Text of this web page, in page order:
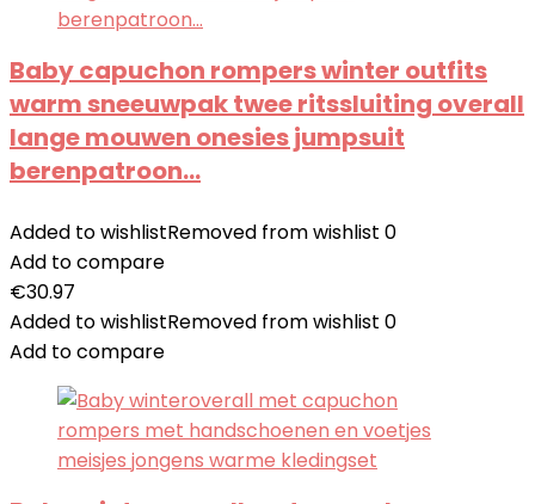
Baby capuchon rompers winter outfits
warm sneeuwpak twee ritssluiting overall
lange mouwen onesies jumpsuit
berenpatroon…
Added to wishlistRemoved from wishlist 0
Add to compare
€30.97
Added to wishlistRemoved from wishlist 0
Add to compare